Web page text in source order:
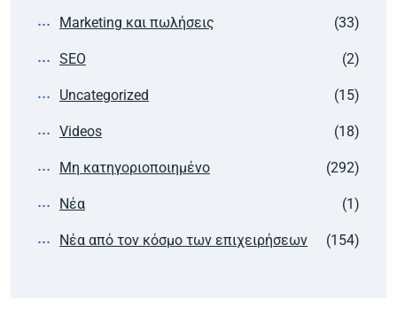
Marketing και πωλήσεις (33)
SEO (2)
Uncategorized (15)
Videos (18)
Μη κατηγοριοποιημένο (292)
Νέα (1)
Νέα από τον κόσμο των επιχειρήσεων (154)